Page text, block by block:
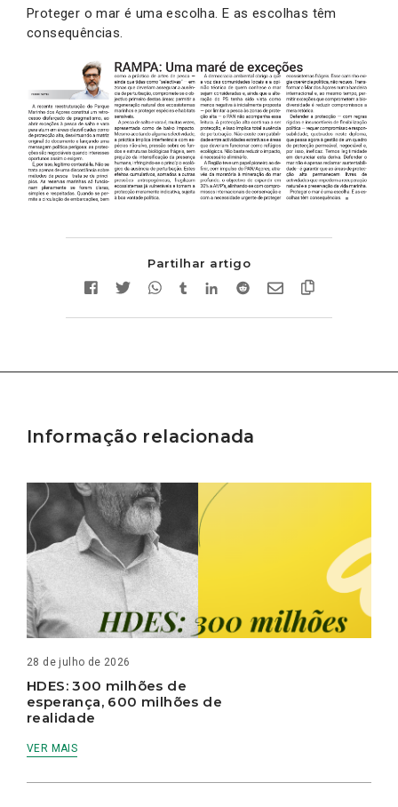
Proteger o mar é uma escolha. E as escolhas têm
consequências.
Partilhar artigo
Informação relacionada
28 de julho de 2026
HDES: 300 milhões de
esperança, 600 milhões de
realidade
VER MAIS